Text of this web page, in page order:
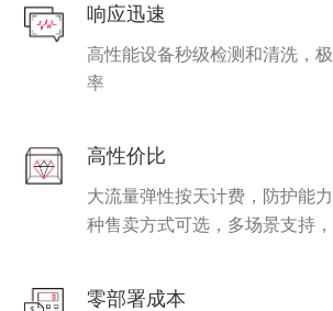
响应迅速
高性能设备秒级检测和清洗，
率
高性价比
大流量弹性按天计费，防护能
种售卖方式可选，多场景支持
零部署成本